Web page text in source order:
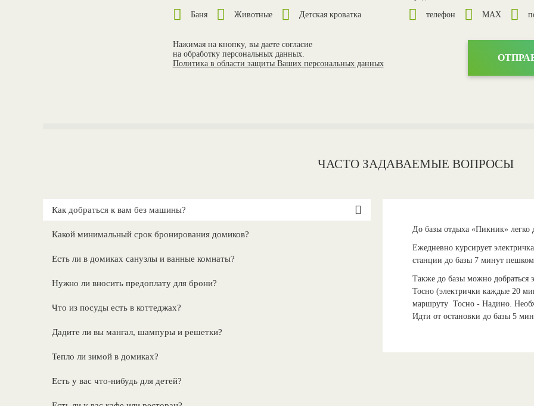
Баня Животные Детская кроватка телефон MAX
Нажимая на кнопку, вы даете согласие
на обработку персональных данных.
Политика в области защиты Ваших персональных данных
ЧАСТО ЗАДАВАЕМЫЕ ВОПРОСЫ
Как добраться к вам без машины?
Какой минимальный срок бронирования домиков?
Есть ли в домиках санузлы и ванные комнаты?
Нужно ли вносить предоплату для брони?
Что из посуды есть в коттеджах?
Дадите ли вы мангал, шампуры и решетки?
Тепло ли зимой в домиках?
Есть у вас что-нибудь для детей?
До базы отдыха «Пикник» легко
Ежедневно курсирует
станции до базы 7 минут
Также до базы можно добраться
Тосно (электрички каждые 20
маршруту Тосно - Надино.
Идти от остановки до базы 5